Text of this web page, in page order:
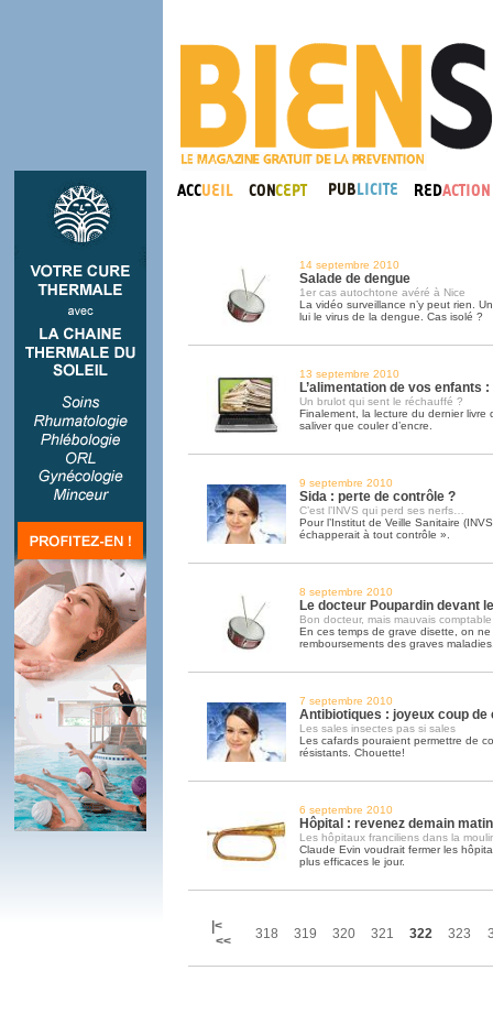
14 septembre 2010
Salade de dengue
1er cas autochtone avéré à Nice
La vidéo surveillance n’y peut rien.
lui le virus de la dengue. Cas isolé ?
13 septembre 2010
L’alimentation de vos enfants
Un brulot qui sent le réchauffé ?
Finalement, la lecture du dernier livre
saliver que couler d’encre.
9 septembre 2010
Sida : perte de contrôle ?
C’est l’INVS qui perd ses nerfs…
Pour l’Institut de Veille Sanitaire
échapperait à tout contrôle ».
8 septembre 2010
Le docteur Poupardin devant
Bon docteur, mais mauvais comptable
En ces temps de grave disette, on
remboursements des graves
7 septembre 2010
Antibiotiques : joyeux coup de
Les sales insectes pas si sales
Les cafards pouraient permettre de
résistants. Chouette!
6 septembre 2010
Hôpital : revenez demain
Les hôpitaux franciliens dans la
Claude Evin voudrait fermer les
plus efficaces le jour.
|<
<<
318 319 320 321 322 323